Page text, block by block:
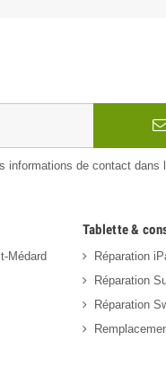
informations de contact dans
Médard
Tablette &
Réparation
Réparation
Réparation